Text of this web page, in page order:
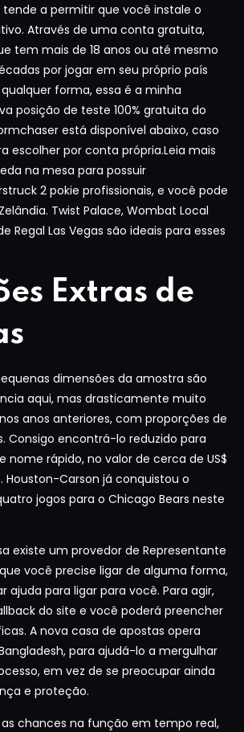
tende a permitir que você instale o
Através de uma conta gratuita,
tem mais de 18 anos ou até mesmo
por jogar em seu próprio país
forma, essa é a minha
posição de teste 100% gratuita do
está disponível abaixo, caso
escolher por conta própria.Leia mais
na mesa para possuir
2 pokie profissionais, e você pode
Twist Palace, Wombat Local
Regal Las Vegas são ideais para esses
Extras de
dimensões da amostra são
aqui, mas drasticamente muito
anos anteriores, com proporções de
Consigo encontrá-lo reduzido para
nome rápido, no valor de cerca de US$
Houston-Carson já conquistou o
jogos para o Chicago Bears neste
existe um provedor de Representante
você precise ligar de alguma forma,
ajuda para ligar para você. Para agir,
do site e você poderá preencher
A nova casa de apostas opera
para ajudá-lo a mergulhar
em vez de se preocupar ainda
e proteção.
chances na função em tempo real,